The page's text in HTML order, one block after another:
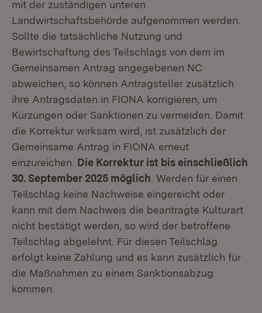
mit der zuständigen unteren
Landwirtschaftsbehörde aufgenommen werden.
Sollte die tatsächliche Nutzung und
Bewirtschaftung des Teilschlags von dem im
Gemeinsamen Antrag angegebenen NC
abweichen, so können Antragsteller zusätzlich
ihre Antragsdaten in FIONA korrigieren, um
Kürzungen oder Sanktionen zu vermeiden. Damit
die Korrektur wirksam wird, ist zusätzlich der
Gemeinsame Antrag in FIONA erneut
einzureichen. Die Korrektur ist bis einschließlich
30. September 2025 möglich . Werden für einen
Teilschlag keine Nachweise eingereicht oder
kann mit dem Nachweis die beantragte Kulturart
nicht bestätigt werden, so wird der betroffene
Teilschlag abgelehnt. Für diesen Teilschlag
erfolgt keine Zahlung und es kann zusätzlich für
die Maßnahmen zu einem Sanktionsabzug
kommen.